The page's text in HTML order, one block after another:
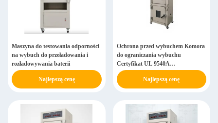
Maszyna do testowania odporności
na wybuch do przeładowania i
rozładowywania baterii
Najlepszą cenę
Ochrona przed wybuchem Komora
do ograniczania wybuchu
Certyfikat UL 9540A
Konfigurowalna konstrukcja
Maszyna do testowania igłą baterii
Najlepszą cenę